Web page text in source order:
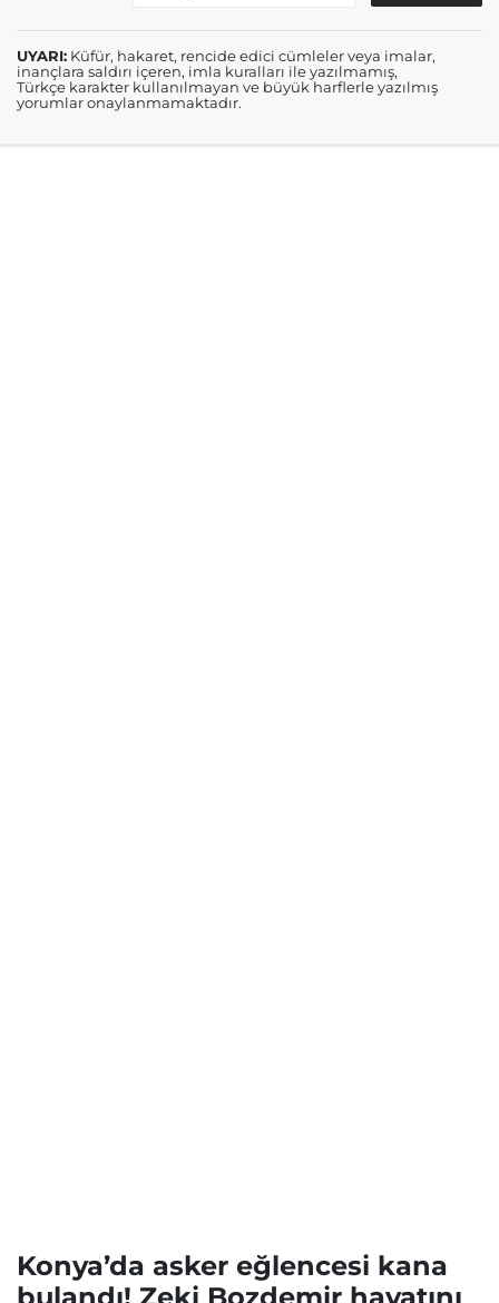
UYARI: Küfür, hakaret, rencide edici cümleler veya imalar,
inançlara saldırı içeren, imla kuralları ile yazılmamış,
Türkçe karakter kullanılmayan ve büyük harflerle yazılmış
yorumlar onaylanmamaktadır.
Konya’da asker eğlencesi kana